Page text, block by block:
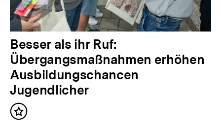
a
l
t
:
N
ä
c
h
s
t
Besser als ihr Ruf:
Übergangsmaßnahmen erhöhen
Ausbildungschancen
Jugendlicher
Inhalt